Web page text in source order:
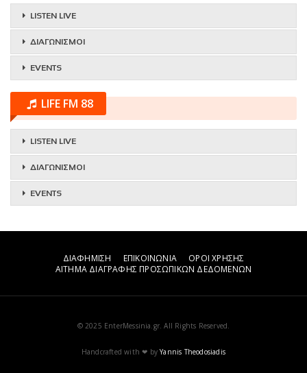
LISTEN LIVE
ΔΙΑΓΩΝΙΣΜΟΙ
EVENTS
LIFE FM 88
LISTEN LIVE
ΔΙΑΓΩΝΙΣΜΟΙ
EVENTS
ΔΙΑΦΗΜΙΣΗ ΕΠΙΚΟΙΝΩΝΙΑ
ΟΡΟΙ ΧΡΗΣΗΣ
ΑΙΤΗΜΑ ΔΙΑΓΡΑΦΗΣ ΠΡΟΣΩΠΙΚΩΝ ΔΕΔΟΜΕΝΩΝ
© 2025 EnterMessinia.gr. All Rights Reserved.
Handcrafted with ❤ byYannis Theodosiadis